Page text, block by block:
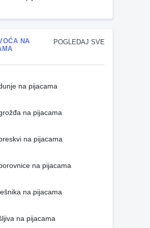
POGLEDAJ SVE
NA
na pijacama
na pijacama
na pijacama
na pijacama
na pijacama
na pijacama